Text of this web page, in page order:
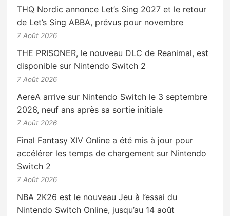
THQ Nordic annonce Let’s Sing 2027 et le retour
de Let’s Sing ABBA, prévus pour novembre
7 Août 2026
THE PRISONER, le nouveau DLC de Reanimal, est
disponible sur Nintendo Switch 2
7 Août 2026
AereA arrive sur Nintendo Switch le 3 septembre
2026, neuf ans après sa sortie initiale
7 Août 2026
Final Fantasy XIV Online a été mis à jour pour
accélérer les temps de chargement sur Nintendo
Switch 2
7 Août 2026
NBA 2K26 est le nouveau Jeu à l’essai du
Nintendo Switch Online, jusqu’au 14 août